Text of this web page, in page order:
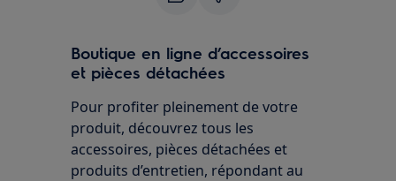
Boutique en ligne d’accessoires
et pièces détachées
Pour profiter pleinement de votre
produit, découvrez tous les
accessoires, pièces détachées et
produits d’entretien, répondant au